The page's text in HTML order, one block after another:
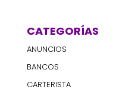
CATEGORÍAS
ANUNCIOS
BANCOS
CARTERISTA